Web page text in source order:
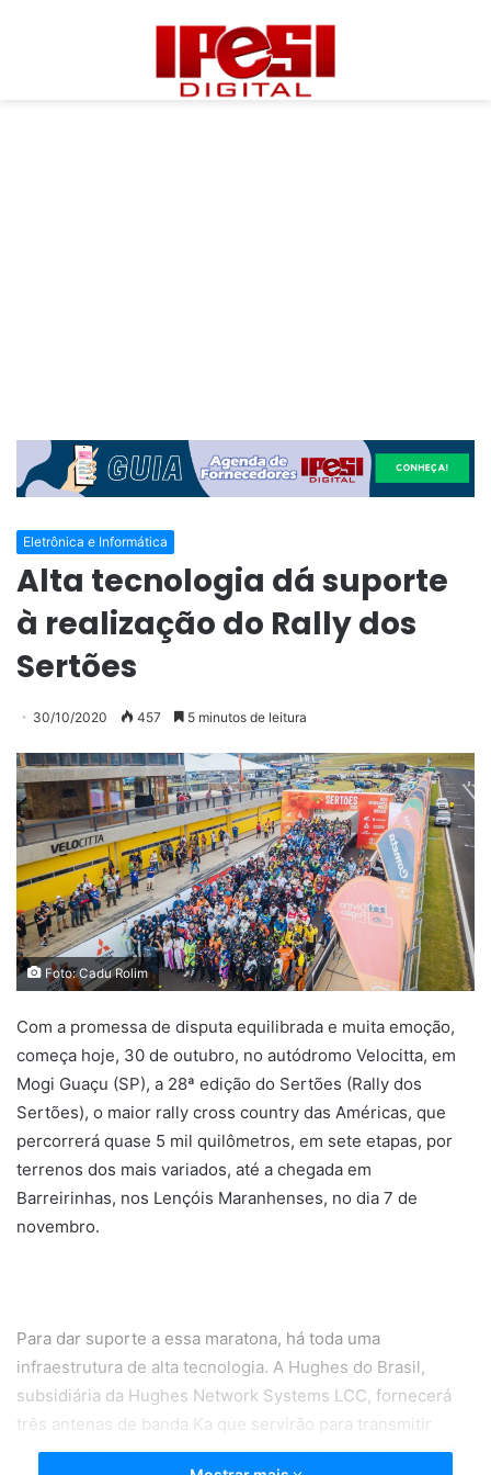
Eletrônica e Informática
Alta tecnologia dá suporte
à realização do Rally dos
Sertões
30/10/2020 457 5 minutos de leitura
Foto: Cadu Rolim
Com a promessa de disputa equilibrada e muita emoção,
começa hoje, 30 de outubro, no autódromo Velocitta, em
Mogi Guaçu (SP), a 28ª edição do Sertões (Rally dos
Sertões), o maior rally cross country das Américas, que
percorrerá quase 5 mil quilômetros, em sete etapas, por
terrenos dos mais variados, até a chegada em
Barreirinhas, nos Lençóis Maranhenses, no dia 7 de
novembro.
Para dar suporte a essa maratona, há toda uma
infraestrutura de alta tecnologia. A Hughes do Brasil,
subsidiária da Hughes Network Systems LCC, fornecerá
três antenas de banda Ka que servirão para transmitir
imagens ao vivo, abastecer o site do rally com informações